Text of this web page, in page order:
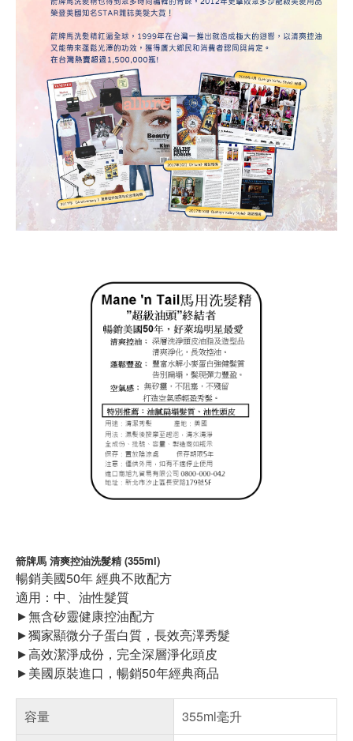
箭牌馬 清爽控油洗髮精 (355ml)
暢銷美國50年 經典不敗配方
適用：中、油性髮質
►無含矽靈健康控油配方
►獨家顯微分子蛋白質，長效亮澤秀髮
►高效潔淨成份，完全深層淨化頭皮
►美國原裝進口，暢銷50年經典商品
容量
355ml毫升